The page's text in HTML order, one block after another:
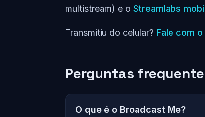
multistream) e o Streamlabs
Transmitiu do celular? Fale com
Perguntas
O que é o Broadcast Me?